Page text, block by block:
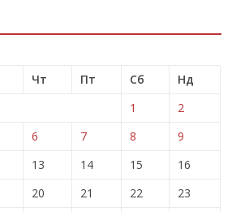
Чт Пт Сб
Нд
1
2
6 7 8
9
13 14 15
16
20 21 22
23